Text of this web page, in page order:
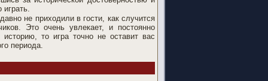
не приходили в гости, как случится
Это очень увлекает, и постоянно
то игра точно не оставит вас
периода.